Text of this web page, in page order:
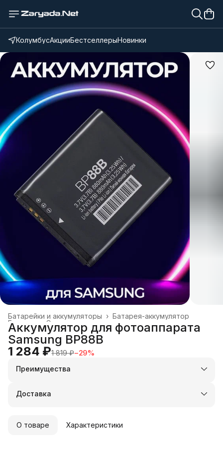
КолумбусАкцииБестселлерыНовинки
Батарея-аккумулятор
Батарейки и аккумуляторы ›
Электроника
Главная
Аккумулятор для фотоаппарата
Samsung BP88B
1 284 ₽1 819 ₽−29%
Преимущества
Оплата частями в Сплит
Удобный возврат
Доставка
О товаре Характеристики